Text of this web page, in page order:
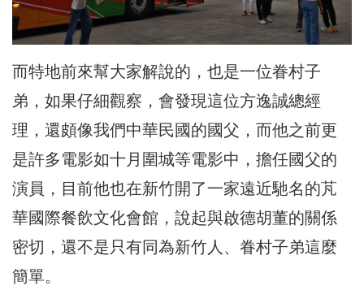
而特地前來幫大家解說的，也是一位眷村子
弟，如果仔細觀察，會發現這位方逸誠總經
理，還頗像我們中華民國的國父，而他之前更
是許多電影如十月圍城等電影中，擔任國父的
演員，目前他也在新竹開了一家遠近馳名的芃
華國際餐飲文化會館，說起與啟德胡董的關係
密切，還不是只有同為新竹人、眷村子弟這麼
簡單。